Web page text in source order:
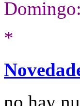
*
no hay